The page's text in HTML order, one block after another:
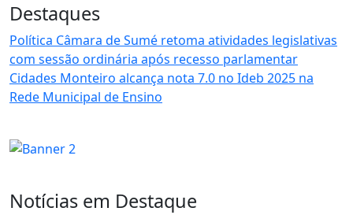
Destaques
Política Câmara de Sumé retoma atividades legislativas
com sessão ordinária após recesso parlamentar
Cidades Monteiro alcança nota 7.0 no Ideb 2025 na
Rede Municipal de Ensino
Notícias em Destaque